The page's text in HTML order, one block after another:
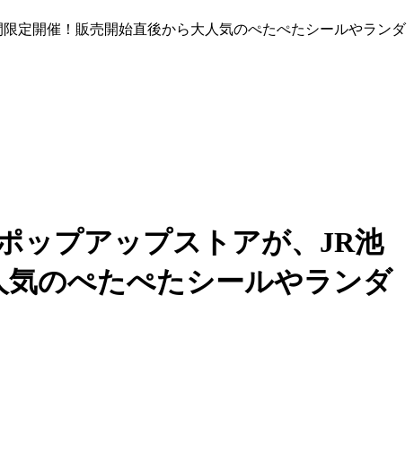
定開催！販売開始直後から大人気のぺたぺたシールやランダ
ップアップストアが、JR池
気のぺたぺたシールやランダ